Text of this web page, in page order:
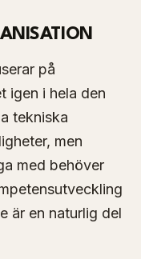
på
igen i hela den
tekniska
men
med behöver
är en naturlig del